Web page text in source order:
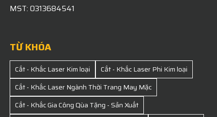
MST: 0313684541
TỪ KHÓA
Cắt - Khắc Laser Kim loại
Cắt - Khắc Laser Phi Kim loại
Cắt - Khắc Laser Ngành Thời Trang May Mặc
Cắt - Khắc Gia Công Qùa Tặng - Sản Xuất